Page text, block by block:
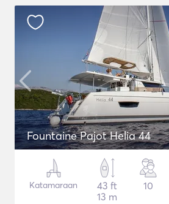
Fountaine Pajot Helia 44
Katamaraan
43 ft
13 m
10